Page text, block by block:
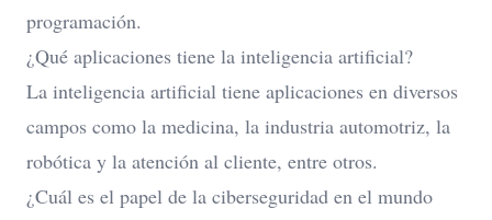
programación.
¿Qué aplicaciones tiene la inteligencia artificial?
La inteligencia artificial tiene aplicaciones en diversos
campos como la medicina, la industria automotriz, la
robótica y la atención al cliente, entre otros.
¿Cuál es el papel de la ciberseguridad en el mundo